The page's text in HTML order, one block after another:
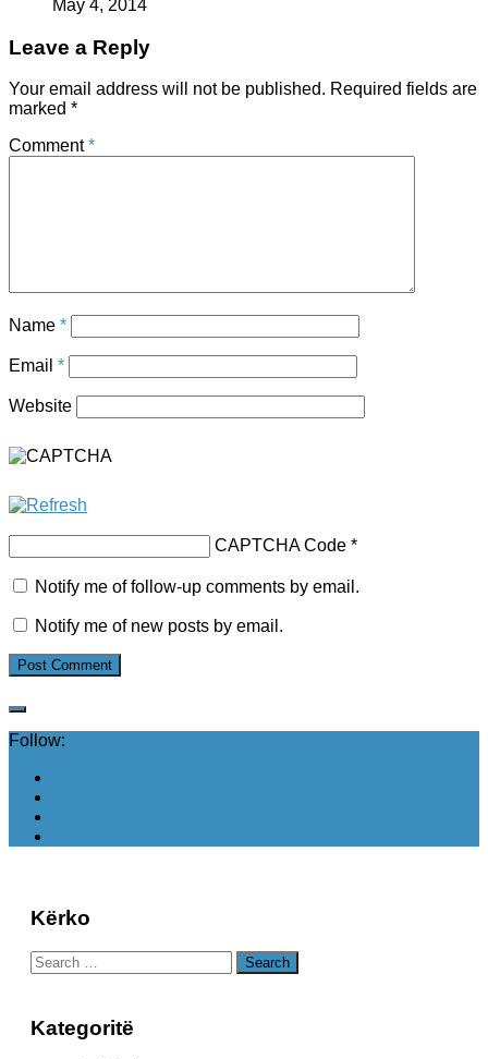
May 4, 2014
Leave a Reply
Your email address will not be published. Required fields are
marked *
Comment*
Name *
Email *
Website
CAPTCHA Code *
Notify me of follow-up comments by email.
Notify me of new posts by email.
Follow:
Kërko
Search
for:
Kategoritë